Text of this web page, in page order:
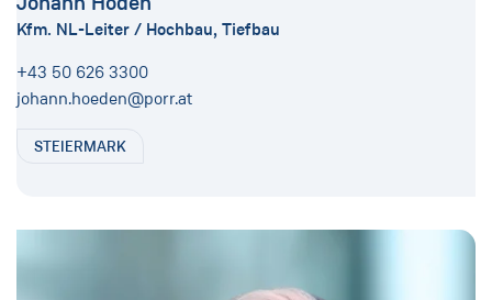
Kfm. NL-Leiter / Hochbau, Tiefbau
+43 50 626 3300
johann.hoeden@porr.at
STEIERMARK